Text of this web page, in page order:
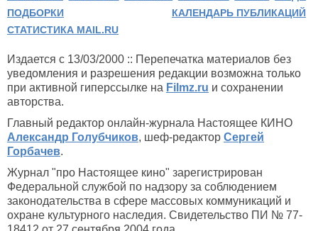
ПОДБОРКИ
КАЛЕНДАРЬ ПУБЛИКАЦИЙ
СТАТИСТИКА MAIL.RU
Издается с 13/03/2000 :: Перепечатка материалов без
уведомления и разрешения редакции возможна только
при активной гиперссылке на Filmz.ru и сохранении
авторства.
Главный редактор онлайн-журнала Настоящее КИНО
Александр Голубчиков, шеф-редактор Сергей
Горбачев.
Журнал "про Настоящее кино" зарегистрирован
Федеральной службой по надзору за соблюдением
законодательства в сфере массовых коммуникаций и
охране культурного наследия. Свидетельство ПИ № 77-